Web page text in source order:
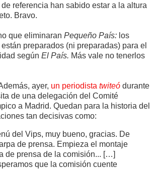
referencia han sabido estar a la altura
Bravo.
que eliminaran Pequeño País: los
preparados (ni preparadas) para el
según El País. Más vale no tenerlos
ayer, un periodista twiteó durante
de una delegación del Comité
a Madrid. Quedan para la historia del
tan decisivas como:
del Vips, muy bueno, gracias. De
de prensa. Empieza el montaje
de prensa de la comisión... […]
que la comisión cuente